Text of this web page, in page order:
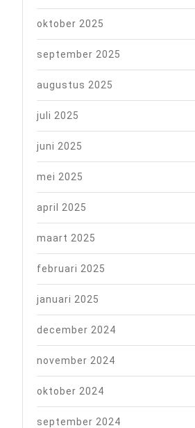
oktober 2025
september 2025
augustus 2025
juli 2025
juni 2025
mei 2025
april 2025
maart 2025
februari 2025
januari 2025
december 2024
november 2024
oktober 2024
september 2024